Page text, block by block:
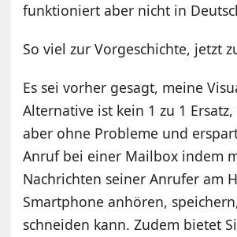
funktioniert aber nicht in
So viel zur Vorgeschichte, jetzt
Es sei vorher gesagt, meine
Alternative ist kein 1 zu 1
aber ohne Probleme und
Anruf bei einer Mailbox indem
Nachrichten seiner Anrufer am
Smartphone anhören,
schneiden kann. Zudem bietet